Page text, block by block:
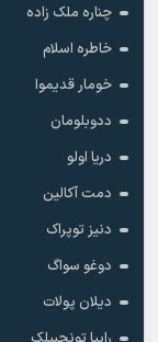
چناره ملک زاده
خاطره اسلام
خومار قدیموا
ددوبلومان
دریا اولو
دمت آکالین
دنیز توپراک
دوغو سواگ
دیلان پولات